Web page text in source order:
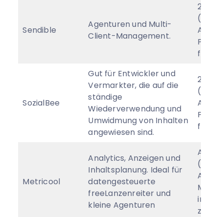
Sendible
Agenturen und Multi-
Client-Management.
29
free
SozialBee
Gut für Entwickler und
Vermarkter, die auf die
ständige
Wiederverwendung und
Umwidmung von Inhalten
angewiesen sind.
free
Metricool
Analytics, Anzeigen und
Inhaltsplanung. Ideal für
datengesteuerte
freeLanzenreiter und
kleine Agenturen
Ab
zur